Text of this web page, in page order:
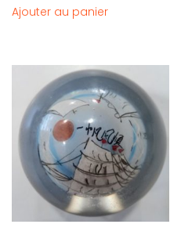
Ajouter au panier